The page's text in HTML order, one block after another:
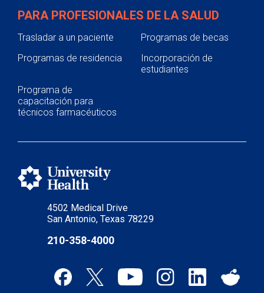
4502 Medical Drive
San Antonio, Texas 78229
210-358-4000
PARA PROFESIONALES DE LA SALUD
Trasladar a un paciente
Programas de becas
Programas de residencia
Incorporación de
estudiantes
Programa de
capacitación para
técnicos farmacéuticos